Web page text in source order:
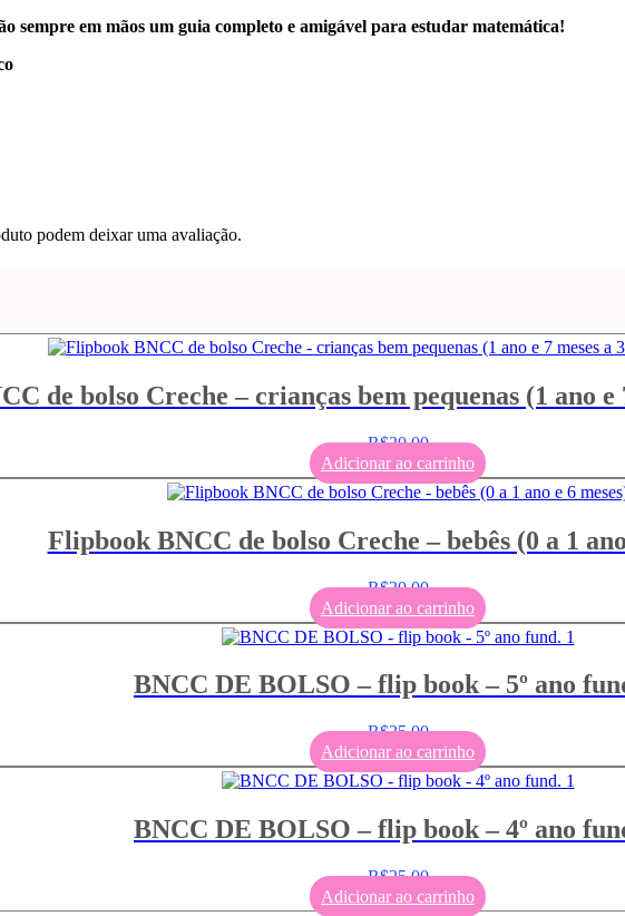
sempre em mãos um guia completo e amigável para estudar matemática!
podem deixar uma avaliação.
de bolso Creche – crianças bem pequenas (1 ano e
R$20,00
Adicionar ao carrinho
Flipbook BNCC de bolso Creche – bebês (0 a 1
R$20,00
Adicionar ao carrinho
BNCC DE BOLSO – flip book – 5º ano
R$25,00
Adicionar ao carrinho
BNCC DE BOLSO – flip book – 4º ano
R$25,00
Adicionar ao carrinho